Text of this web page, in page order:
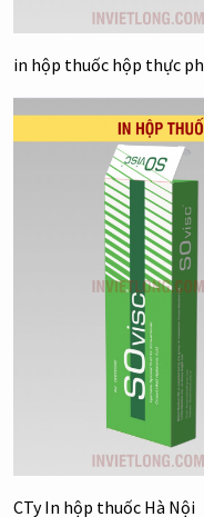
in hộp thuốc hộp thực
CTy In hộp thuốc Hà Nội